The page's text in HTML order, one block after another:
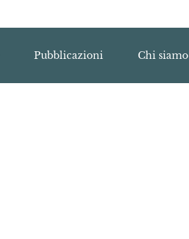
Pubblicazioni Chi siamo